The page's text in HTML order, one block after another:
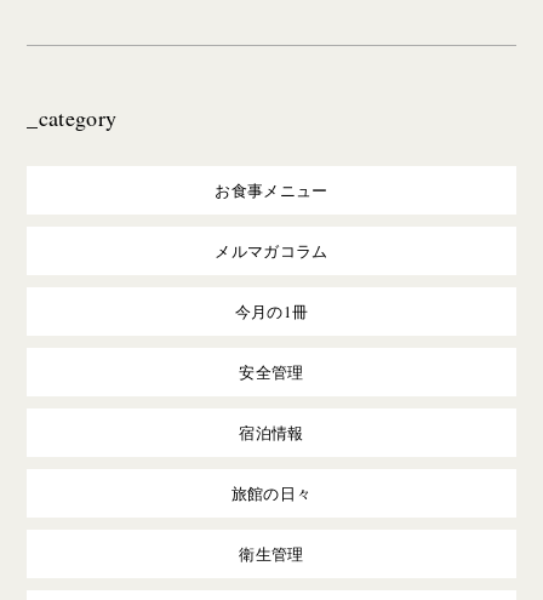
_category
お食事メニュー
メルマガコラム
今月の1冊
安全管理
宿泊情報
旅館の日々
衛生管理